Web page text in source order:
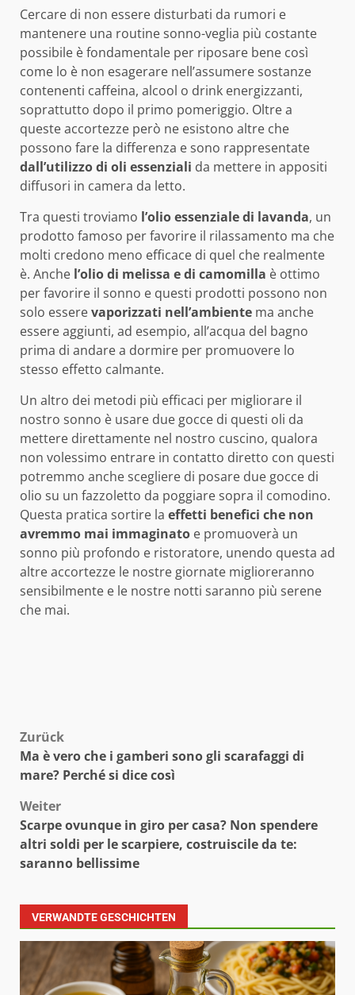
Cercare di non essere disturbati da rumori e
mantenere una routine sonno-veglia più costante
possibile è fondamentale per riposare bene così
come lo è non esagerare nell’assumere sostanze
contenenti caffeina, alcool o drink energizzanti,
soprattutto dopo il primo pomeriggio. Oltre a
queste accortezze però ne esistono altre che
possono fare la differenza e sono rappresentate
dall’utilizzo di oli essenziali da mettere in appositi
diffusori in camera da letto.
Tra questi troviamo l’olio essenziale di lavanda, un
prodotto famoso per favorire il rilassamento ma che
molti credono meno efficace di quel che realmente
è. Anche l’olio di melissa e di camomilla è ottimo
per favorire il sonno e questi prodotti possono non
solo esserevaporizzati nell’ambiente ma anche
essere aggiunti, ad esempio, all’acqua del bagno
prima di andare a dormire per promuovere lo
stesso effetto calmante.
Un altro dei metodi più efficaci per migliorare il
nostro sonno è usare due gocce di questi oli da
mettere direttamente nel nostro cuscino, qualora
non volessimo entrare in contatto diretto con questi
potremmo anche scegliere di posare due gocce di
olio su un fazzoletto da poggiare sopra il comodino.
Questa pratica sortire la effetti benefici che non
avremmo mai immaginato e promuoverà un
sonno più profondo e ristoratore, unendo questa ad
altre accortezze le nostre giornate miglioreranno
sensibilmente e le nostre notti saranno più serene
che mai.
Beitragsnavigation
Zurück
Ma è vero che i gamberi sono gli scarafaggi di
mare? Perché si dice così
Weiter
Scarpe ovunque in giro per casa? Non spendere
altri soldi per le scarpiere, costruiscile da te:
saranno bellissime
VERWANDTE GESCHICHTEN